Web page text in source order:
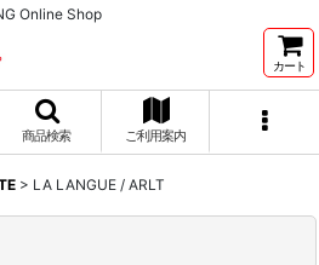
Online Shop
カート
商品検索 ご利用案内
> LA LANGUE / ARLT